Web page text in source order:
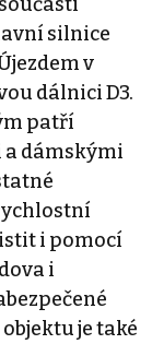
silnice
v
dálnici D3.
patří
a dámskými
i pomocí
i
je také